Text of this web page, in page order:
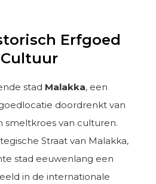
Erfgoed
stad Malakka, een
doordrenkt van
smeltkroes van culturen.
Straat van Malakka,
stad eeuwenlang een
in de internationale